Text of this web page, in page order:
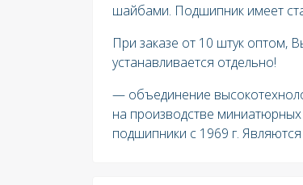
шайбами. Подшипник имеет
При заказе от 10 штук оптом,
устанавливается отдельно!
— объединение
на производстве
подшипники с 1969 г.